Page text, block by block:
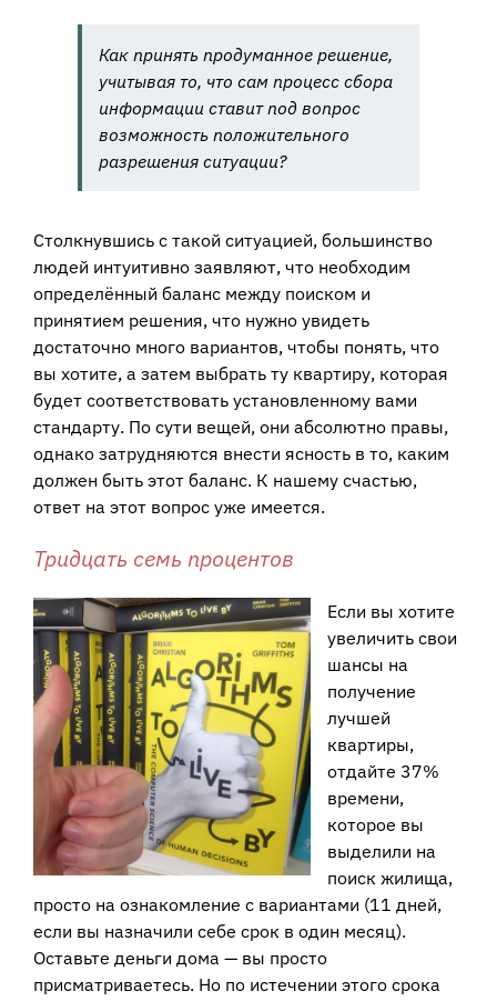
Как принять продуманное решение,
учитывая то, что сам процесс сбора
информации ставит под вопрос
возможность положительного
разрешения ситуации?
Столкнувшись с такой ситуацией, большинство
людей интуитивно заявляют, что необходим
определённый баланс между поиском и
принятием решения, что нужно увидеть
достаточно много вариантов, чтобы понять, что
вы хотите, а затем выбрать ту квартиру, которая
будет соответствовать установленному вами
стандарту. По сути вещей, они абсолютно правы,
однако затрудняются внести ясность в то, каким
должен быть этот баланс. К нашему счастью,
ответ на этот вопрос уже имеется.
Тридцать семь процентов
Если вы хотите
увеличить свои
шансы на
получение
лучшей
квартиры,
отдайте 37%
времени,
которое вы
выделили на
поиск жилища,
просто на ознакомление с вариантами (11 дней,
если вы назначили себе срок в один месяц).
Оставьте деньги дома — вы просто
присматриваетесь. Но по истечении этого срока